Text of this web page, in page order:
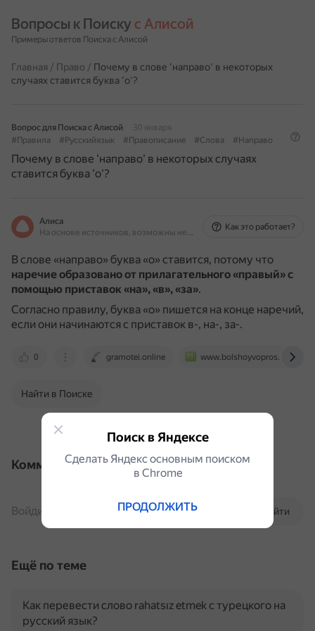
Вопросы к Поиску с Алисой
Примеры ответов Поиска с Алисой
Главная / Право / Почему в слове 'направо' в некоторых
случаях ставится буква 'о'?
Вопрос для Поиска с Алисой
30 января
#Правила
#Русскийязык #Правописание #Слова #Направо
Почему в слове 'направо' в некоторых случаях
ставится буква 'о'?
Алиса
На основе источников, возможны неточности
Как это работает?
В слове «направо» буква «о» ставится, потому что
наречие образовано от прилагательного «правый» с
помощью приставок «на», «в», «за».
Согласно правилу, буква «о» пишется на конце наречий,
если они начинаются с приставок в-, на-, за-.
0 gramotei.online www.bolshoyvopros.ru
Найти в Поиске
Комментарии
Войти
Войдите, чтобы комментировать
Ещё по теме
Как перевести слово rahatsız etmek с турецкого на
русский язык?
Поиск в Яндексе
Сделать Яндекс основным поиском
в Сhrome
ПРОДОЛЖИТЬ